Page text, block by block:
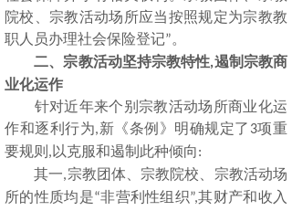
院校、宗教活动场所应当按照规定为宗教教
职人员办理社会保险登记”。
二、宗教活动坚持宗教特性,遏制宗教商
业化运作
针对近年来个别宗教活动场所商业化运
作和逐利行为,新《条例》明确规定了 3项重
要规则 , 以克服和遏制此种倾向:
其一,宗教团体、宗教院校、宗教活动场
所的性质均是“非营利性组织”,其财产和收入